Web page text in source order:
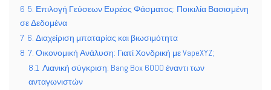
6 5. Επιλογή Γεύσεων Ευρέος Φάσματος: Ποικιλία Βασισμένη
σε Δεδομένα
7 6. Διαχείριση μπαταρίας και βιωσιμότητα
8 7. Οικονομική Ανάλυση: Γιατί Χονδρική με VapeXYZ;
8.1 Λιανική σύγκριση: Bang Box 6000 έναντι των
ανταγωνιστών